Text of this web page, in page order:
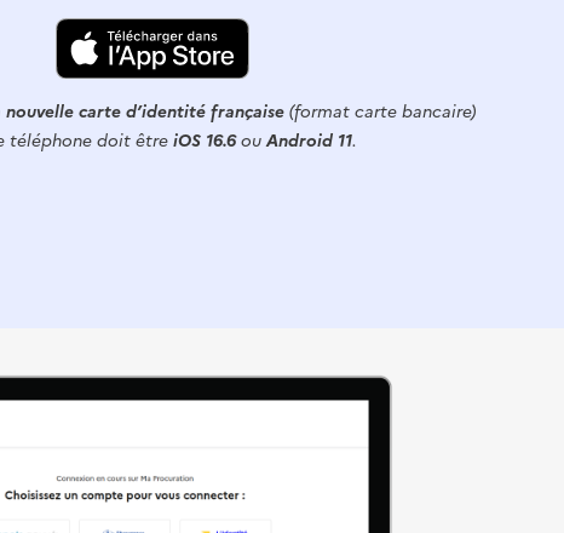
nouvelle carte d’identité française(format carte bancaire)
téléphone doit êtreiOS 16.6ouAndroid 11.